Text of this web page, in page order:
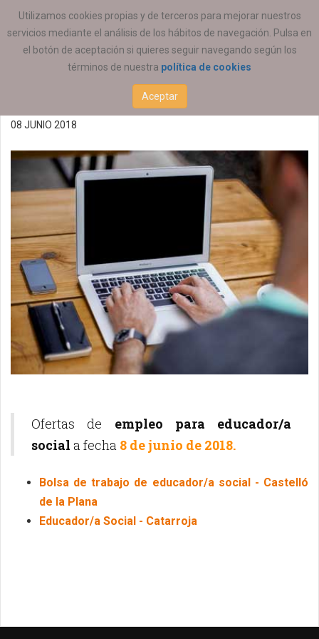
Utilizamos cookies propias y de terceros para mejorar nuestros
servicios mediante el análisis de los hábitos de navegación. Pulsa en
el botón de aceptación si quieres seguir navegando según los
términos de nuestra política de cookies
Aceptar
ESTÁ AQUÍ: EMPLEO OFERTAS DE EMPLEO
Oferta de empleo
08/06/2018
08 JUNIO 2018
Ofertas de empleo para educador/a
social a fecha 8 de junio de 2018.
Bolsa de trabajo de educador/a social - Castelló
de la Plana
Educador/a Social - Catarroja